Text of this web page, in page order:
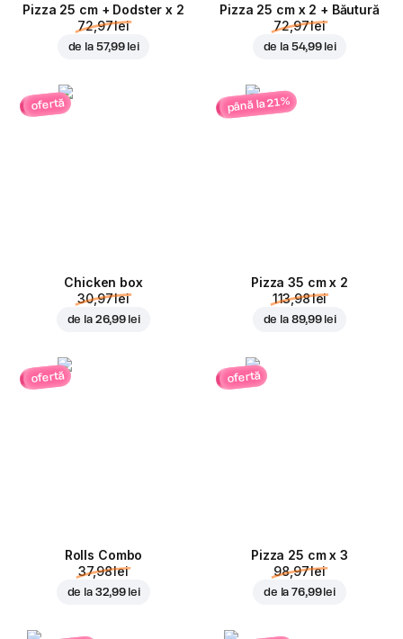
Pizza 25 cm + Dodster x 2
72,97 lei
de la 57,99 lei
Pizza 25 cm x 2 + Băutură
72,97 lei
de la 54,99 lei
ofertă
Chicken box
30,97 lei
de la 26,99 lei
până la 21%
Pizza 35 cm x 2
113,98 lei
de la 89,99 lei
ofertă
Rolls Combo
37,98 lei
de la 32,99 lei
ofertă
Pizza 25 cm x 3
98,97 lei
de la76,99 lei